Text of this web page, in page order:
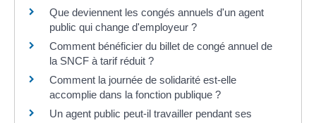
Que deviennent les congés annuels d'un agent
public qui change d'employeur ?
Comment bénéficier du billet de congé annuel de
la SNCF à tarif réduit ?
Comment la journée de solidarité est-elle
accomplie dans la fonction publique ?
Un agent public peut-il travailler pendant ses